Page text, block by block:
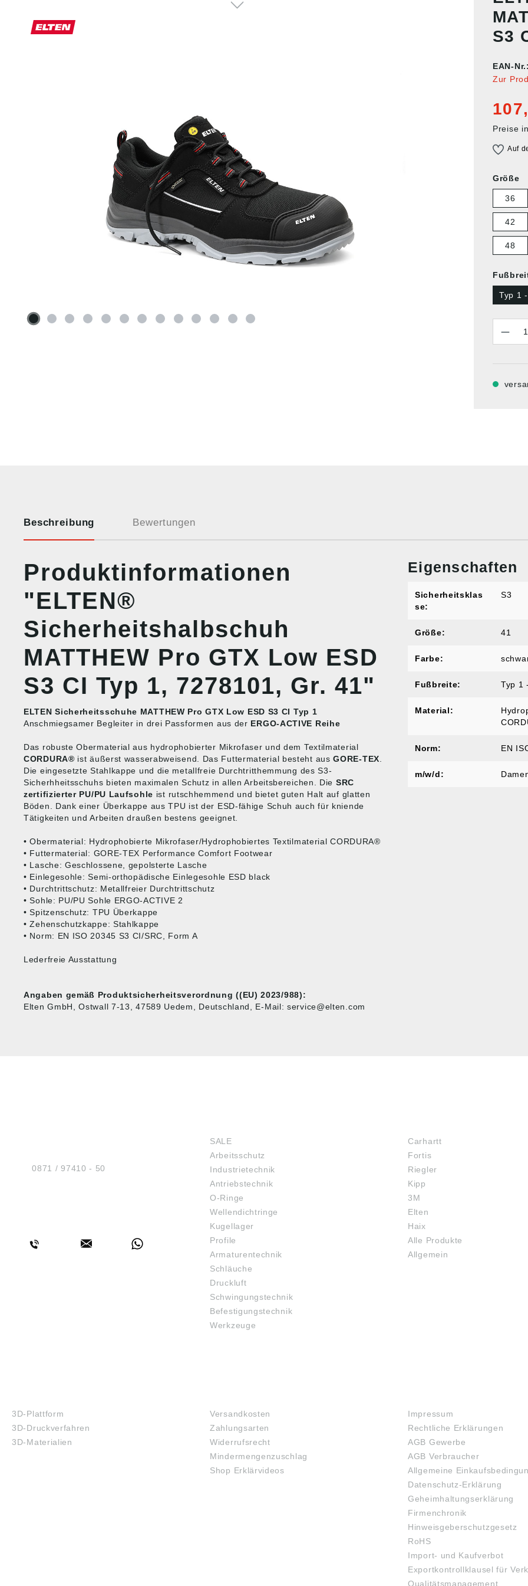
S3
EAN-
Zur
Preise
Auf
Größe
36
42
48
Typ 1
Beschreibung Bewertungen
Produktinformationen
"ELTEN®
Sicherheitshalbschuh
MATTHEW Pro GTX Low ESD
S3 CI Typ 1, 7278101, Gr. 41"
ELTEN Sicherheitsschuhe MATTHEW Pro GTX Low ESD S3 CI Typ 1
Anschmiegsamer Begleiter in drei Passformen aus der ERGO-ACTIVE Reihe
Das robuste Obermaterial aus hydrophobierter Mikrofaser und dem Textilmaterial
CORDURA® ist äußerst wasserabweisend. Das Futtermaterial besteht ausGORE-TEX
Die eingesetzte Stahlkappe und die metallfreie Durchtritthemmung des S3-
Sicherhheitsschuhs bieten maximalen Schutz in allen Arbeitsbereichen. Die SRC
zertifizierter PU/PU Laufsohle ist rutschhemmend und bietet guten Halt auf glatten
Böden. Dank einer Überkappe aus TPU ist der ESD-fähige Schuh auch für kniende
Tätigkeiten und Arbeiten draußen bestens geeignet.
• Obermaterial: Hydrophobierte Mikrofaser/Hydrophobiertes Textilmaterial CORDURA®
• Futtermaterial: GORE-TEX Performance Comfort Footwear
• Lasche: Geschlossene, gepolsterte Lasche
• Einlegesohle: Semi-orthopädische Einlegesohle ESD black
• Durchtrittschutz: Metallfreier Durchtrittschutz
• Sohle: PU/PU Sohle ERGO-ACTIVE 2
• Spitzenschutz: TPU Überkappe
• Zehenschutzkappe: Stahlkappe
• Norm: EN ISO 20345 S3 CI/SRC, Form A
Lederfreie Ausstattung
Angaben gemäß Produktsicherheitsverordnung ((EU) 2023/988):
Elten GmbH, Ostwall 7-13, 47589 Uedem, Deutschland, E-Mail: service@elten.com
Eigenschaften
Sicherheitsklas
se:
S3
Größe: 41
Farbe:
Fußbreite: Typ 1
Material:
Norm: EN
m/w/d:
Tel.:0871 / 97410 - 50
SALE
Arbeitsschutz
Industrietechnik
Antriebstechnik
O-Ringe
Wellendichtringe
Kugellager
Profile
Armaturentechnik
Schläuche
Druckluft
Schwingungstechnik
Befestigungstechnik
Werkzeuge
Carhartt
Fortis
Riegler
Kipp
3M
Elten
Haix
Alle Produkte
Allgemein
3D-Plattform
3D-Druckverfahren
3D-Materialien
Versandkosten
Zahlungsarten
Widerrufsrecht
Mindermengenzuschlag
Shop Erklärvideos
Impressum
Rechtliche Erklärungen
AGB Gewerbe
AGB Verbraucher
Allgemeine
Datenschutz-Erklärung
Geheimhaltungserklärung
Firmenchronik
Hinweisgeberschutzgesetz
RoHS
Import- und Kaufverbot
Exportkontrollklausel für
Qualitätsmanagement